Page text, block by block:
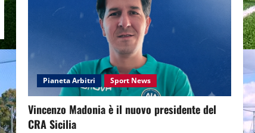
Pianeta Arbitri Sport News
Vincenzo Madonia è il nuovo presidente del
CRA Sicilia